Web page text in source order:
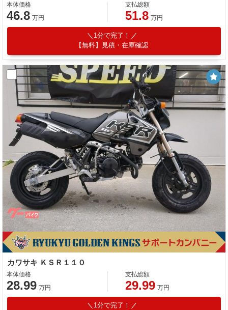
本体価格
46.8 万円
支払総額
51.8 万円
1分で完了！
【無料】見積・在庫確認
カワサキ ＫＳＲ１１０
本体価格
28.99 万円
支払総額
29.99 万円
1分で完了！